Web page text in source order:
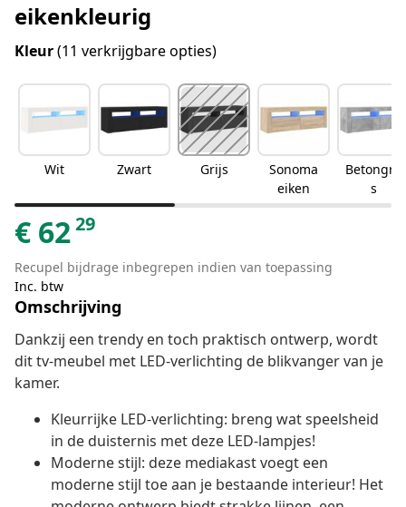
eikenkleurig
Kleur(11 verkrijgbare opties)
Wit Zwart Grijs
Sonoma
eiken
Betongrij
s
€ 6229
Recupel bijdrage inbegrepen indien van toepassing
Inc. btw
Omschrijving
Dankzij een trendy en toch praktisch ontwerp, wordt
dit tv-meubel met LED-verlichting de blikvanger van je
kamer.
Kleurrijke LED-verlichting: breng wat speelsheid
in de duisternis met deze LED-lampjes!
Moderne stijl: deze mediakast voegt een
moderne stijl toe aan je bestaande interieur! Het